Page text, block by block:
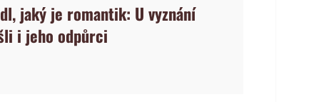
jaký je romantik: U vyznání
i jeho odpůrci